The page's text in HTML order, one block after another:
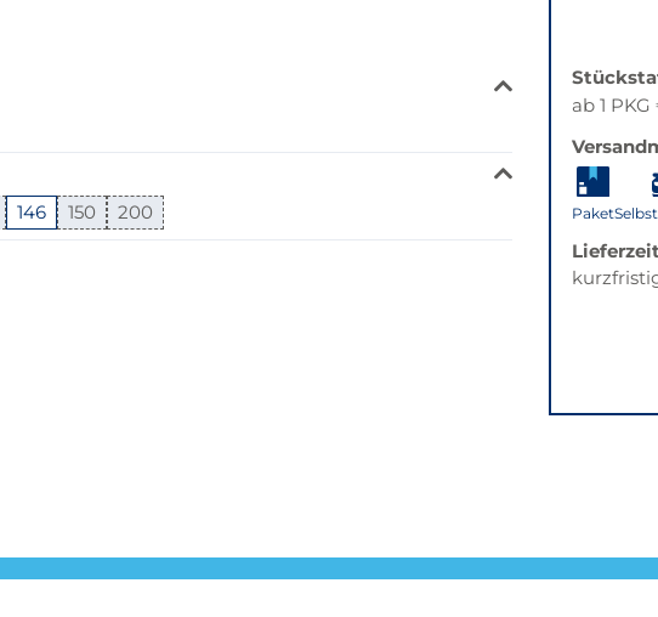
Fußplatten bei den Zäunen
146 150
200
ab 1
Paket